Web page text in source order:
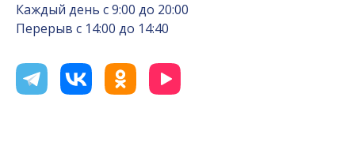
Каждый день с 9:00 до 20:00
Перерыв с 14:00 до 14:40